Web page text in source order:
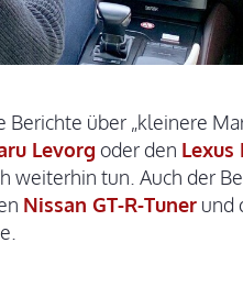
Berichte über „kleinere
Levorg oder den Lexus
weiterhin tun. Auch der
Nissan GT-R-Tuner und